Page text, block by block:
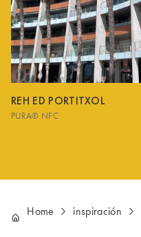
REH ED PORTITXOL
PURA® NFC
Home inspiración